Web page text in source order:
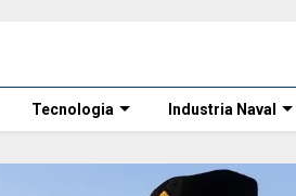
Tecnologia Industria Naval